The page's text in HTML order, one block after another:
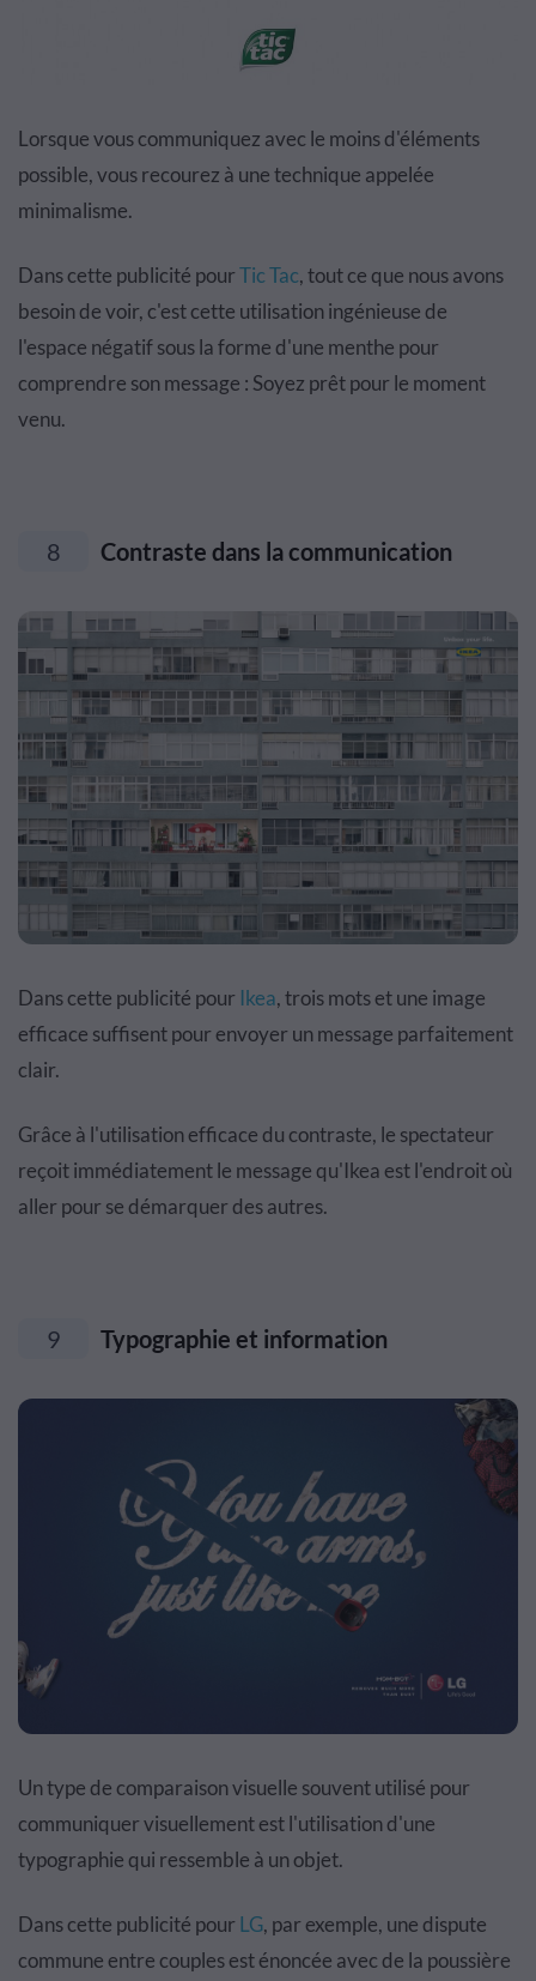
Lorsque vous communiquez avec le moins d'éléments
possible, vous recourez à une technique appelée
minimalisme.
Dans cette publicité pourTic Tac, tout ce que nous avons
besoin de voir, c'est cette utilisation ingénieuse de
l'espace négatif sous la forme d'une menthe pour
comprendre son message : Soyez prêt pour le moment
venu.
8 Contraste dans la communication
Dans cette publicité pour Ikea, trois mots et une image
efficace suffisent pour envoyer un message parfaitement
clair.
Grâce à l'utilisation efficace du contraste, le spectateur
reçoit immédiatement le message qu'Ikea ​​est l'endroit où
aller pour se démarquer des autres.
9 Typographie et information
Un type de comparaison visuelle souvent utilisé pour
communiquer visuellement est l'utilisation d'une
typographie qui ressemble à un objet.
Dans cette publicité pour LG, par exemple, une dispute
commune entre couples est énoncée avec de la poussière